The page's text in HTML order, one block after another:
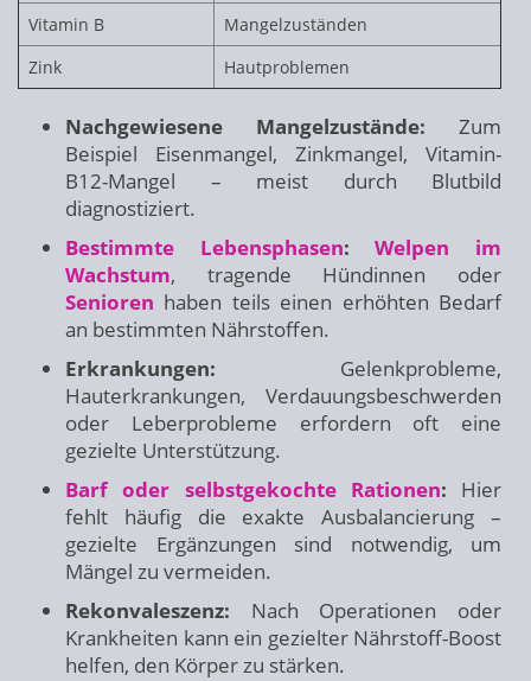
Vitamin B
Mangelzuständen
Zink
Hautproblemen
Nachgewiesene Mangelzustände: Zum
Beispiel Eisenmangel, Zinkmangel, Vitamin-
B12-Mangel – meist durch Blutbild
diagnostiziert.
Bestimmte Lebensphasen:
Welpen im
Wachstum, tragende Hündinnen oder
Senioren haben teils einen erhöhten Bedarf
an bestimmten Nährstoffen.
Erkrankungen: Gelenkprobleme,
Hauterkrankungen, Verdauungsbeschwerden
oder Leberprobleme erfordern oft eine
gezielte Unterstützung.
Barf oder selbstgekochte Rationen: Hier
fehlt häufig die exakte Ausbalancierung –
gezielte Ergänzungen sind notwendig, um
Mängel zu vermeiden.
Rekonvaleszenz: Nach Operationen oder
Krankheiten kann ein gezielter Nährstoff-Boost
helfen, den Körper zu stärken.